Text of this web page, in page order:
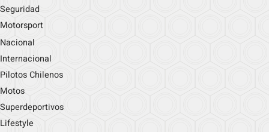
Seguridad
Motorsport
Nacional
Internacional
Pilotos Chilenos
Motos
Superdeportivos
Lifestyle